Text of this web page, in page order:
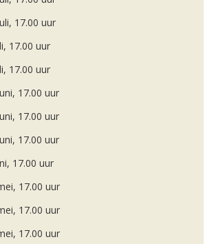
17.00 uur
17.00 uur
17.00 uur
17.00 uur
17.00 uur
17.00 uur
17.00 uur
17.00 uur
17.00 uur
17.00 uur